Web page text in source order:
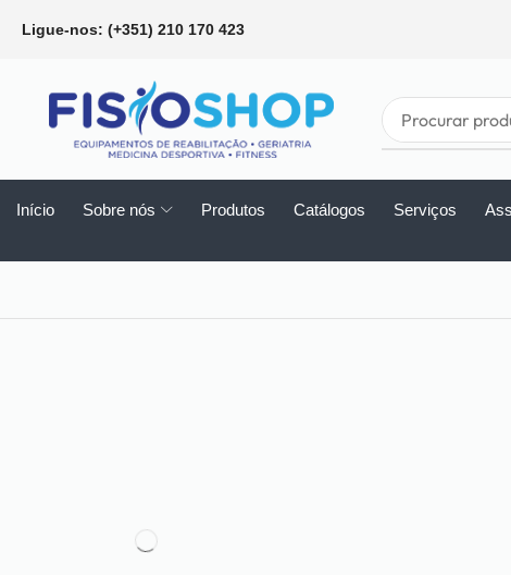
Ligue-nos: (+351) 210 170 423
Início Sobre nós Produtos Catálogos Serviços